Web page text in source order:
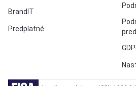
BrandIT
Predplatné